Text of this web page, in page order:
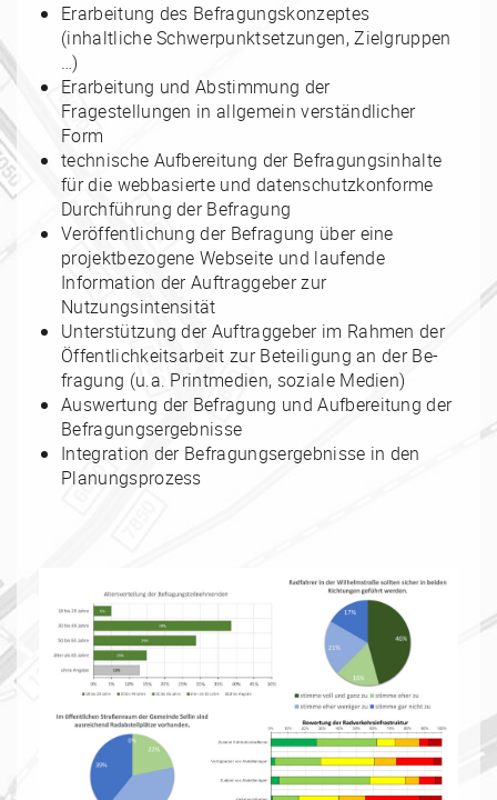
Erarbeitung des Befragungskonzeptes
(inhaltliche Schwerpunktsetzungen, Zielgruppen
…)
Erarbeitung und Abstimmung der
Fragestellungen in allgemein verständlicher
Form
technische Aufbereitung der Befragungsinhalte
für die webbasierte und datenschutzkonforme
Durchführung der Befragung
Veröffentlichung der Befragung über eine
projektbezogene Webseite und laufende
Information der Auftraggeber zur
Nutzungsintensität
Unterstützung der Auftraggeber im Rahmen der
Öffentlichkeitsarbeit zur Beteiligung an der Be-
fragung (u.a. Printmedien, soziale Medien)
Auswertung der Befragung und Aufbereitung der
Befragungsergebnisse
Integration der Befragungsergebnisse in den
Planungsprozess